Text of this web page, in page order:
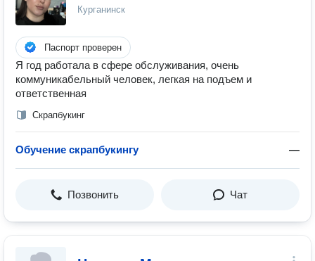
Курганинск
Паспорт проверен
Я год работала в сфере обслуживания, очень
коммуникабельный человек, легкая на подъем и
ответственная
Скрапбукинг
Обучение скрапбукингу —
Позвонить Чат